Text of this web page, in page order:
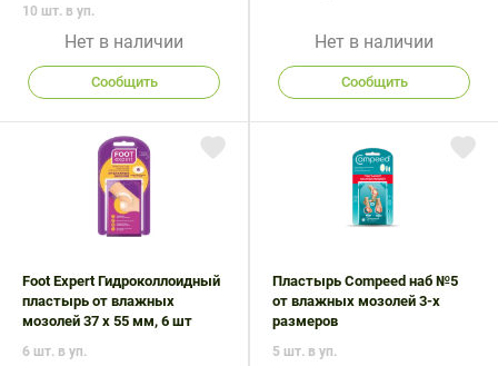
10 шт. в уп.
Нет в наличии
Сообщить
Нет в наличии
Сообщить
Foot Expert Гидроколлоидный
пластырь от влажных
мозолей 37 х 55 мм, 6 шт
6 шт. в уп.
Пластырь Compeed наб №5
от влажных мозолей 3-х
размеров
5 шт. в уп.